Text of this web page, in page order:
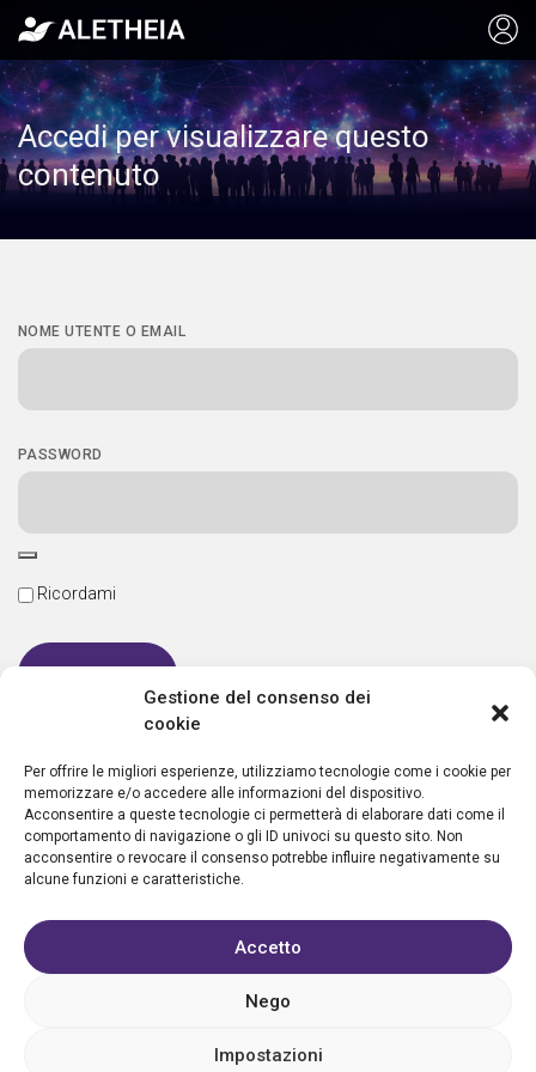
Gestione del consenso dei
cookie
Per offrire le migliori esperienze, utilizziamo tecnologie come i cookie per
memorizzare e/o accedere alle informazioni del dispositivo.
Acconsentire a queste tecnologie ci permetterà di elaborare dati come il
comportamento di navigazione o gli ID univoci su questo sito. Non
acconsentire o revocare il consenso potrebbe influire negativamente su
alcune funzioni e caratteristiche.
Accetto
Nego
Impostazioni
Accedi per visualizzare questo
contenuto
NOME UTENTE O EMAIL
PASSWORD
Ricordami
Nuovo utente?Crea un account
Condizioni d’uso